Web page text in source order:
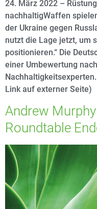
24. März 2022 –
nachhaltigWaffen
der Ukraine gegen
nutzt die Lage jetzt, um
positionieren.“ Die
einer Umbewertung
Link auf externer Seite)
Andrew
Roundtable